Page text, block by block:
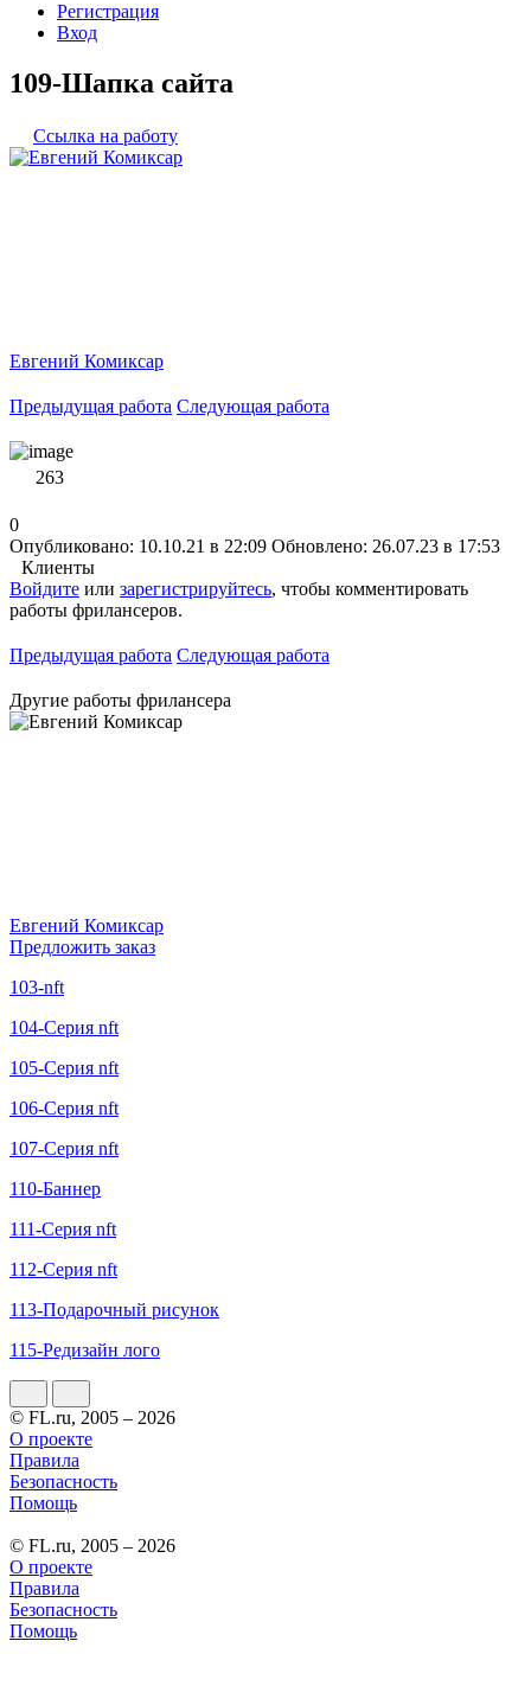
Регистрация
Вход
109-Шапка сайта
Ссылка на работу
Евгений Комиксар
Предыдущая работа Следующая работа
263
0
Опубликовано: 10.10.21 в 22:09 Обновлено: 26.07.23 в 17:53
Клиенты
Войдите или зарегистрируйтесь, чтобы комментировать
работы фрилансеров.
Предыдущая работа Следующая работа
Другие работы фрилансера
Евгений Комиксар
Предложить заказ
103-nft
104-Cерия nft
105-Cерия nft
106-Cерия nft
107-Серия nft
110-Баннер
111-Серия nft
112-Серия nft
113-Подарочный рисунок
115-Редизайн лого
© FL.ru, 2005 – 2026
О проекте
Правила
Безопасность
Помощь
© FL.ru, 2005 – 2026
О проекте
Правила
Безопасность
Помощь